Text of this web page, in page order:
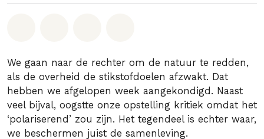
We gaan naar de rechter om de natuur te redden,
als de overheid de stikstofdoelen afzwakt. Dat
hebben we afgelopen week aangekondigd. Naast
veel bijval, oogstte onze opstelling kritiek omdat het
‘polariserend’ zou zijn. Het tegendeel is echter waar,
we beschermen juist de samenleving.